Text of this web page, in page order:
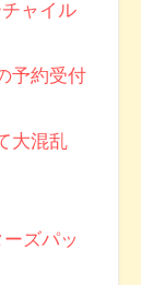
ャイル
予約受付
大混乱
ズパッ